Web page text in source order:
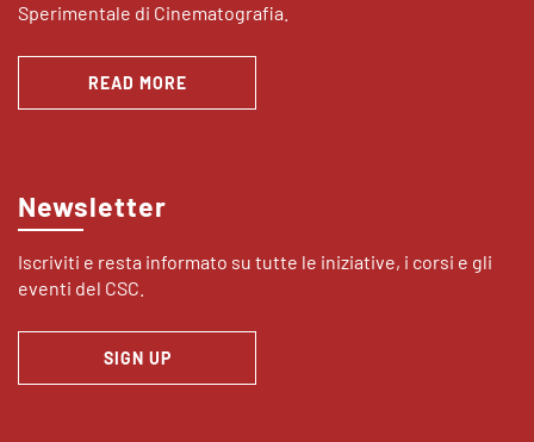
Sperimentale di Cinematografia.
READ MORE
Newsletter
Iscriviti e resta informato su tutte le iniziative, i corsi e gli
eventi del CSC.
SIGN UP